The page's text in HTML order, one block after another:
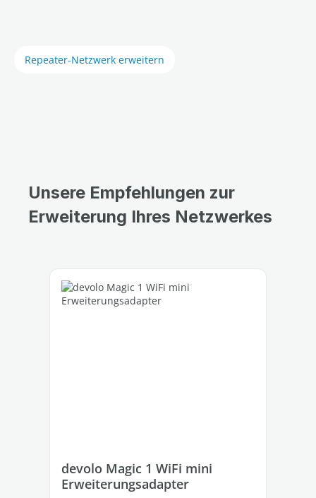
Repeater-Netzwerk erweitern
Unsere Empfehlungen zur
Erweiterung Ihres Netzwerkes
Produktgalerie überspringen
devolo Magic 1 WiFi mini
Erweiterungsadapter